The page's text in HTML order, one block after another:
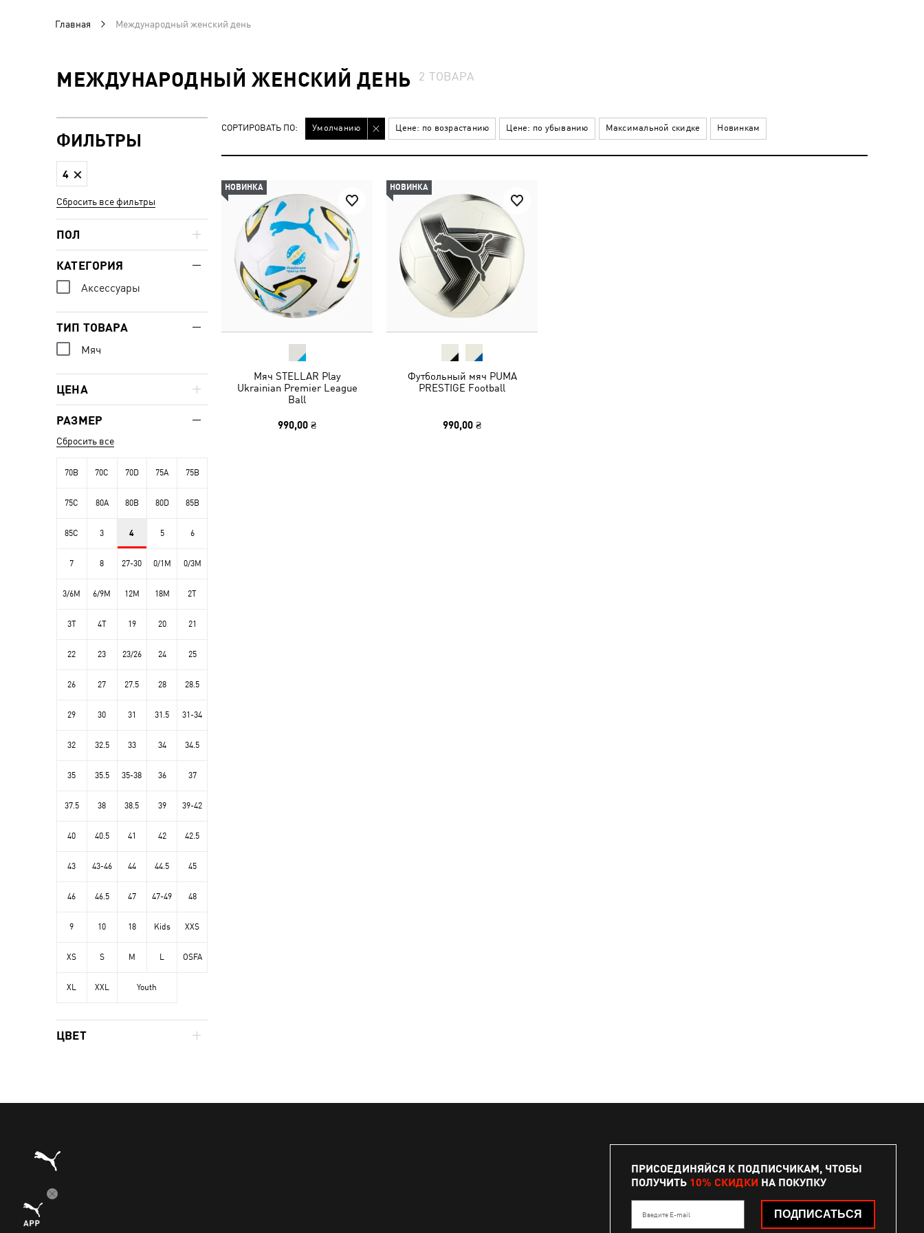
Главная Международный женский день
МЕЖДУНАРОДНЫЙ ЖЕНСКИЙ ДЕНЬ 2 ТОВАРА
СОРТИРОВАТЬ ПО: Умолчанию Цене: по возрастанию Цене: по убыванию Максимальной скидке Новинкам
НОВИНКА
Мяч STELLAR Play
Ukrainian Premier League
Ball
990,00 ₴
НОВИНКА
Футбольный мяч PUMA
PRESTIGE Football
990,00 ₴
ФИЛЬТРЫ
4
Сбросить все фильтры
ПОЛ
КАТЕГОРИЯ
Аксессуары
ТИП ТОВАРА
Мяч
ЦЕНА
РАЗМЕР
Сбросить все
70B 70C 70D 75A 75B
75C 80A 80B 80D 85B
85C 3 4 5 6
7 8 27-30 0/1M 0/3M
3/6M 6/9M 12M 18M 2T
3T 4T 19 20 21
22 23 23/26 24 25
26 27 27.5 28 28.5
29 30 31 31.5 31-34
32 32.5 33 34 34.5
35 35.5 35-38 36 37
37.5 38 38.5 39 39-42
40 40.5 41 42 42.5
43 43-46 44 44.5 45
46 46.5 47 47-49 48
9 10 18 Kids XXS
XS S M L OSFA
XL XXL Youth
ЦВЕТ
ПРИСОЕДИНЯЙСЯ К ПОДПИСЧИКАМ, ЧТОБЫ
ПОЛУЧИТЬ 10% СКИДКИ НА ПОКУПКУ
Введите E-mail ПОДПИСАТЬСЯ